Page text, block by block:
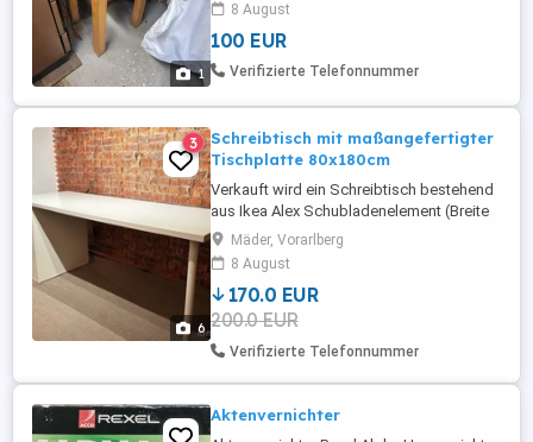
1
8 August
100 EUR
Verifizierte Telefonnummer
6
3
Schreibtisch mit maßangefertigter
Tischplatte 80x180cm
Verkauft wird ein Schreibtisch bestehend
aus Ikea Alex Schubladenelement (Breite
36cm, Länge 58cm, Höhe 70cm),
maßangefertigter Tischplatte mit den
Maßen 80cm x 180cm x 3cm (genug Platz
für Bildschirme und Pc von der Tiefe her)
und zwei Tischbeinen (Höhe 70cm). Ein
Beispielbild mit Bildschirmen, Pc ...
Mäder, Vorarlberg
8 August
170.0 EUR
200.0 EUR
Verifizierte Telefonnummer
Aktenvernichter